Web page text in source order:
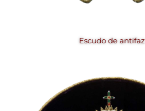
Escudo de antifaz